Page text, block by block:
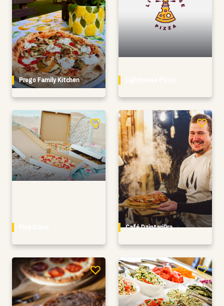
Prego Family Kitchen
Café Dzintarjūra